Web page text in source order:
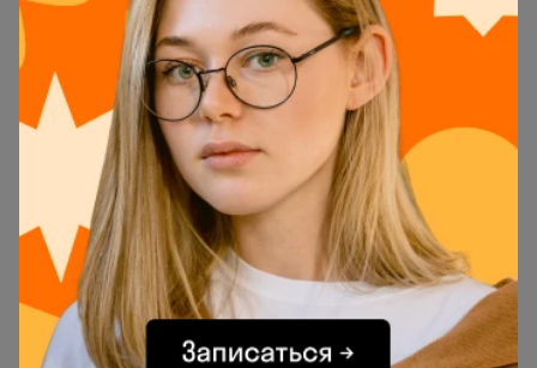
открытые в компании вакансии;
менеджер по продажам — находит клиентов
бизнесу, представляет товар и обеспечивает рост
прибыли за счет продаж;
менеджер в общественном питании — управляет
персоналом ресторана, бара или кафе;
менеджер интернет-проектов — организует работу
всей digital-команды, превращает в слаженный
механизм для работы над проектами в интернет-
маркетинге.